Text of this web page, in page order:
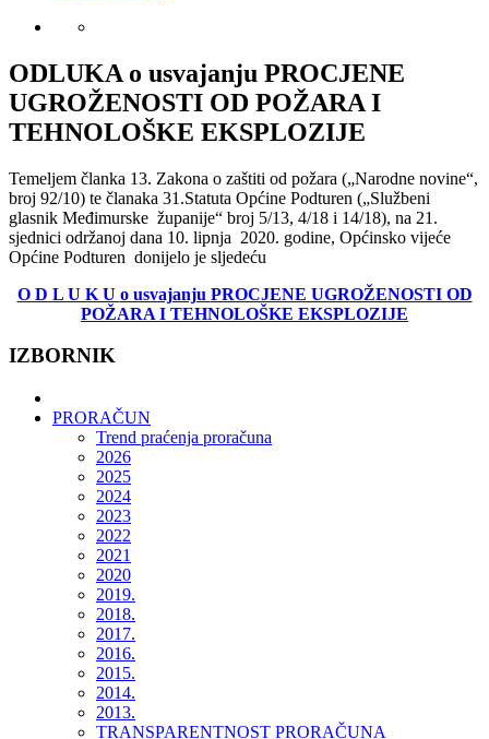
ODLUKA o usvajanju PROCJENE
UGROŽENOSTI OD POŽARA I
TEHNOLOŠKE EKSPLOZIJE
Temeljem članka 13. Zakona o zaštiti od požara („Narodne novine“,
broj 92/10) te članaka 31.Statuta Općine Podturen („Službeni
glasnik Međimurske županije“ broj 5/13, 4/18 i 14/18), na 21.
sjednici održanoj dana 10. lipnja 2020. godine, Općinsko vijeće
Općine Podturen donijelo je sljedeću
O D L U K U o usvajanju PROCJENE UGROŽENOSTI OD
POŽARA I TEHNOLOŠKE EKSPLOZIJE
IZBORNIK
PRORAČUN
Trend praćenja proračuna
2026
2025
2024
2023
2022
2021
2020
2019.
2018.
2017.
2016.
2015.
2014.
2013.
TRANSPARENTNOST PRORAČUNA